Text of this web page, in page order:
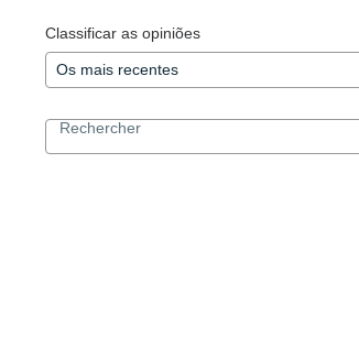
Classificar as opiniões